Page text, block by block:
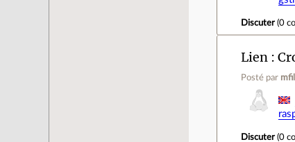
Discuter(0
Lien
Posté par
Discuter(0